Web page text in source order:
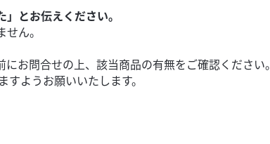
とお伝えください。
ん。
お問合せの上、該当商品の有無をご確認ください。
ようお願いいたします。